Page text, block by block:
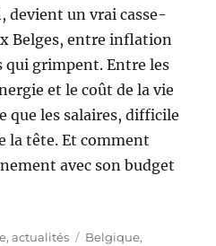
devient un vrai casse-
Belges, entre inflation
qui grimpent. Entre les
et le coût de la vie
que les salaires, difficile
la tête. Et comment
avec son budget
actualités Étiquettes
Belgique,